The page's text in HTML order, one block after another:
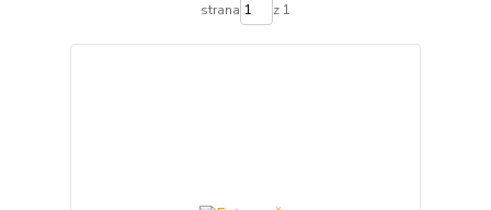
strana z 1